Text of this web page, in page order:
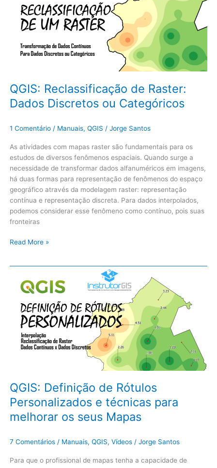
QGIS: Reclassificação de Raster:
Dados Discretos ou Categóricos
1 Comentário / Manuais, QGIS / Jorge Santos
As atividades com mapas raster são fundamentais para os
estudos de diversos fenômenos espaciais. Quando surge a
necessidade de transformar dados alfanuméricos em imagens,
há duas formas para representação de fenômenos do espaço
geográfico através da modelagem raster: representação
contínua e representação discreta. Para dados interpolados,
podemos considerar esse fenômeno como contínuo, pois suas
fronteiras
Raster:
Dados
Discretos
Categóricos
Read More »
QGIS: Definição de Rótulos
Personalizados e técnicas para
melhorar os seus Mapas
7 Comentários / Manuais, QGIS, Vídeos / Jorge Santos
Para que o profissional de mapas tenha a capacidade de
Definição
Rótulos
Personalizados
técnicas
para
Mapas